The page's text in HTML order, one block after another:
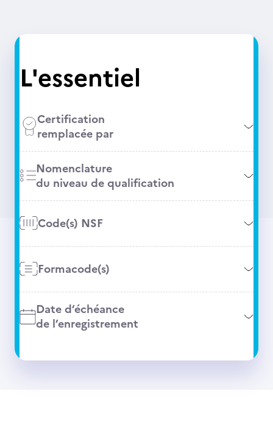
L'essentiel
Certification
remplacée par
Nomenclature
du niveau de qualification
Code(s) NSF
Formacode(s)
Date d’échéance
de l’enregistrement